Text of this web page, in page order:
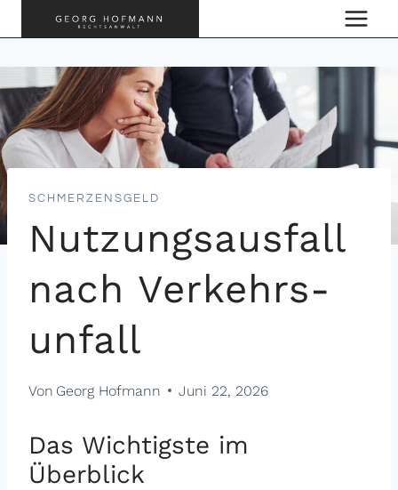
Inhalt
springen
SCHMERZENSGELD
Nutzungs­ausfall
nach Verkehrs­
unfall
Von Georg Hofmann Juni 22, 2026
Das Wichtigste im
Überblick